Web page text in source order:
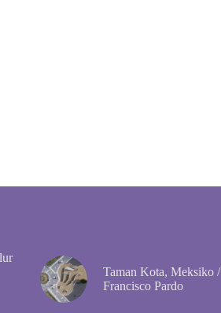
Taman Kota, Meksiko /
Francisco Pardo